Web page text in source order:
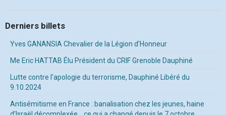
Derniers billets
Yves GANANSIA Chevalier de la Légion d'Honneur
Me Eric HATTAB Élu Président du CRIF Grenoble Dauphiné
Lutte contre l'apologie du terrorisme, Dauphiné Libéré du
9.10.2024
Antisémitisme en France : banalisation chez les jeunes, haine